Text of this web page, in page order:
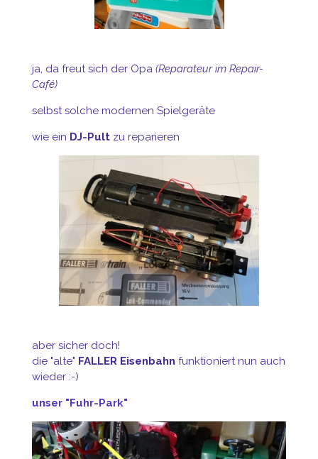
ja, da freut sich der Opa (Reparateur im Repair-
Café)
selbst solche modernen Spielgeräte
wie ein DJ-Pultzu reparieren
aber sicher doch!
die "alte" FALLER Eisenbahn funktioniert nun auch
wieder :-)
unser "Fuhr-Park"